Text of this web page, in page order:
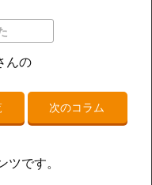
んの
次のコラム
です。